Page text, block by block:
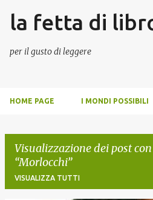
Passa ai
la fetta di
per il gusto di leggere
HOME PAGE I MONDI POSSIBILI
Visualizzazione dei post
Morlocchi
VISUALIZZA TUTTI